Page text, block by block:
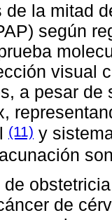
de la mitad
según
visual
a pesar
(11) y
de